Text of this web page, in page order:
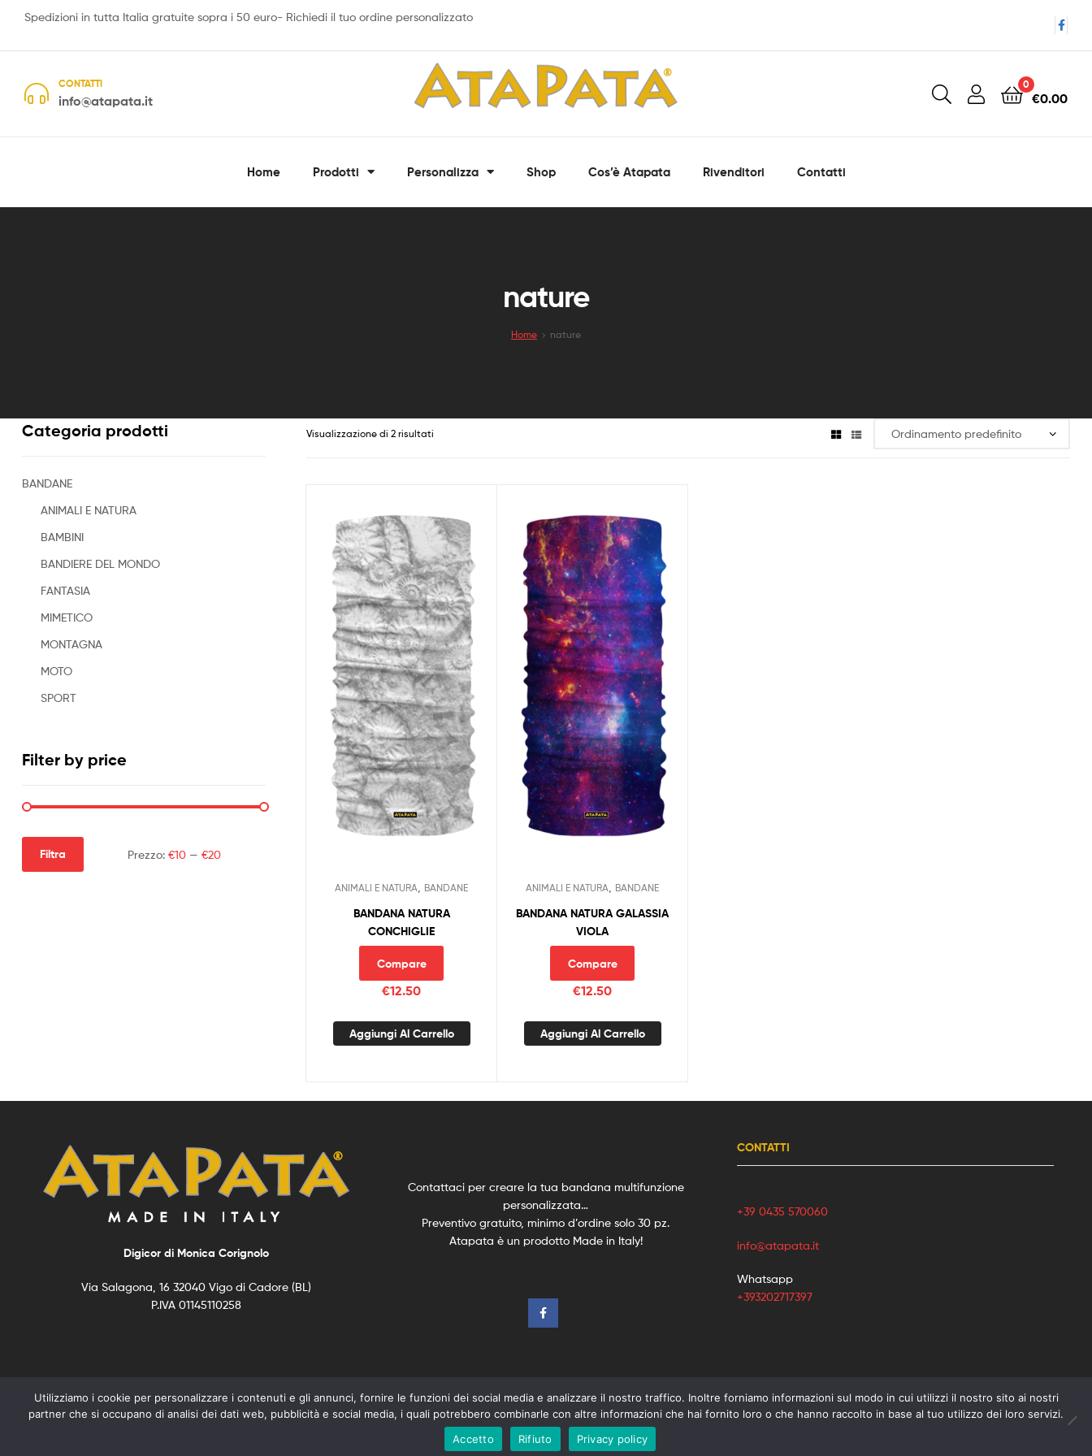
Spedizioni in tutta Italia gratuite sopra i 50 euro- Richiedi il tuo ordine personalizzato
CONTATTI
info@atapata.it
Bandane,
multiuso
0
€0.00
Home Prodotti Personalizza Shop Cos’è Atapata Rivenditori Contatti
nature
Home nature
Visualizzazione di 2 risultati
ANIMALI E NATURA BANDANE
BANDANA NATURA
CONCHIGLIE
Compare
€12.50
Aggiungi Al Carrello
ANIMALI E NATURA BANDANE
BANDANA NATURA GALASSIA
VIOLA
Compare
€12.50
Aggiungi Al Carrello
Categoria prodotti
BANDANE
ANIMALI E NATURA
BAMBINI
BANDIERE DEL MONDO
FANTASIA
MIMETICO
MONTAGNA
MOTO
SPORT
Filter by price
Filtra Prezzo:€10 —€20
Digicor di Monica Corignolo
Via Salagona, 16 32040 Vigo di Cadore (BL)
P.IVA 01145110258
Contattaci per creare la tua bandana multifunzione
personalizzata…
Preventivo gratuito, minimo d’ordine solo 30 pz.
Atapata è un prodotto Made in Italy!
CONTATTI
+39 0435 570060
info@atapata.it
Whatsapp
+393202717397
Copyright © 2021ATAPATA –All Rights Reserved –Privacy e Cookie Policy-Termini e Condizioni–Credits
Utilizziamo i cookie per personalizzare i contenuti e gli annunci, fornire le funzioni dei social media e analizzare il nostro traffico. Inoltre forniamo informazioni sul modo in cui utilizzi il nostro sito ai nostri
partner che si occupano di analisi dei dati web, pubblicità e social media, i quali potrebbero combinarle con altre informazioni che hai fornito loro o che hanno raccolto in base al tuo utilizzo dei loro servizi.
Accetto
Rifiuto Privacy policy